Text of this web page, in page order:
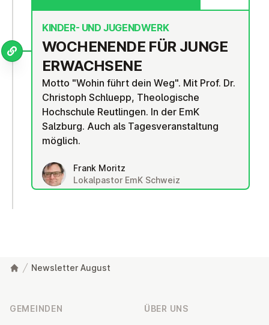
WO­CHEN­EN­DE FÜR JUNGE
ER­WACH­SE­NE
KINDER- UND JUGENDWERK
Motto "Wohin führt dein Weg". Mit Prof. Dr.
Christoph Schluepp, Theologische
Hochschule Reutlingen. In der EmK
Salzburg. Auch als Tagesveranstaltung
möglich.
Frank Moritz
Lokalpastor EmK Schweiz
Newsletter August
GEMEINDEN ÜBER UNS